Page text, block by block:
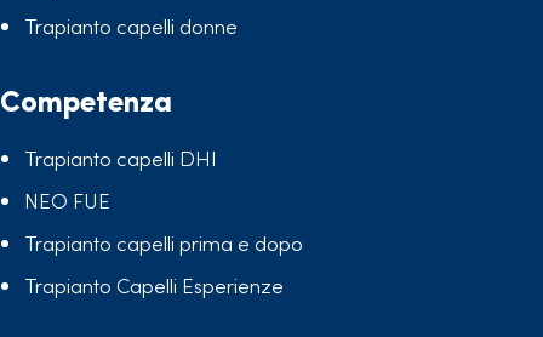
Trapianto capelli donne
Competenza
Trapianto capelli DHI
NEO FUE
Trapianto capelli prima e dopo
Trapianto Capelli Esperienze